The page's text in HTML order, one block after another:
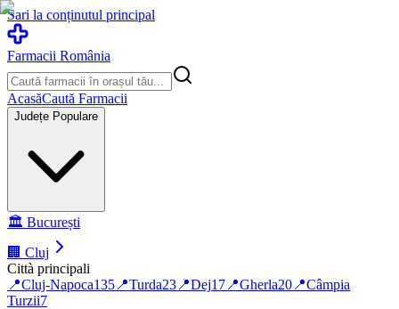
Sari la conținutul principal
Farmacii România
AcasăCaută Farmacii
Județe Populare
🏛️ București
🏢 Cluj
Città principali
📍Cluj-Napoca135 📍Turda23 📍Dej17 📍Gherla20 📍Câmpia
Turzii7